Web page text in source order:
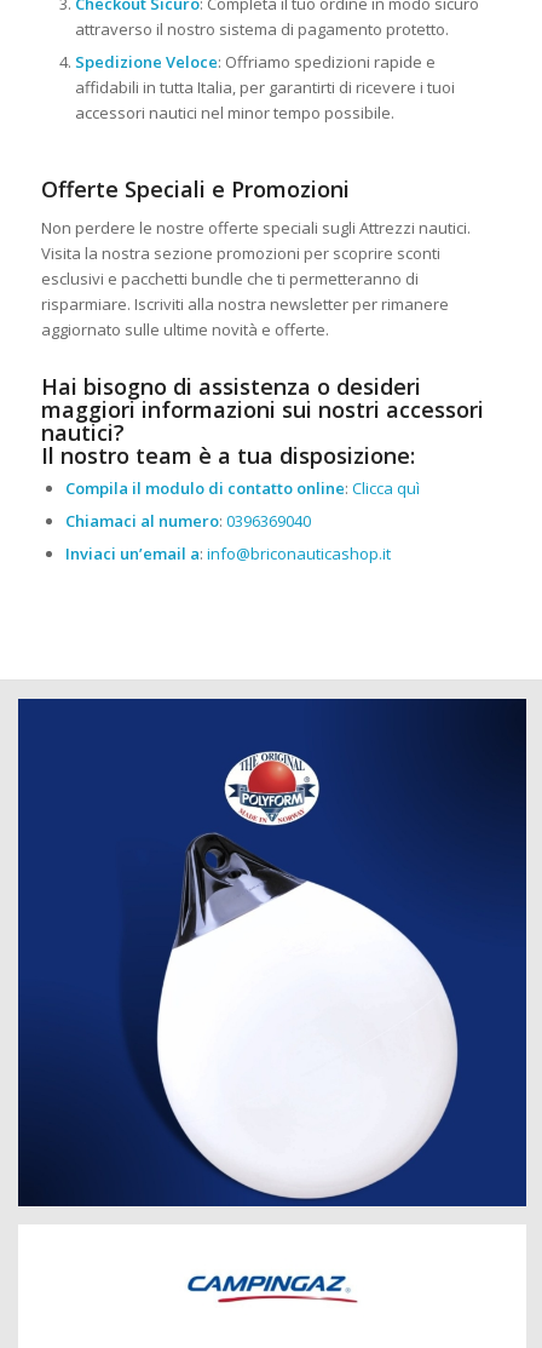
attraverso il nostro sistema di pagamento protetto.
Spedizione Veloce: Offriamo spedizioni rapide e
affidabili in tutta Italia, per garantirti di ricevere i tuoi
accessori nautici nel minor tempo possibile.
Offerte Speciali e Promozioni
Non perdere le nostre offerte speciali sugli Attrezzi nautici.
Visita la nostra sezione promozioni per scoprire sconti
esclusivi e pacchetti bundle che ti permetteranno di
risparmiare. Iscriviti alla nostra newsletter per rimanere
aggiornato sulle ultime novità e offerte.
Hai bisogno di assistenza o desideri
maggiori informazioni sui nostri accessori
nautici?
Il nostro team è a tua disposizione:
Compila il modulo di contatto online: Clicca quì
Chiamaci al numero: 0396369040
Inviaci un’email a: info@briconauticashop.it